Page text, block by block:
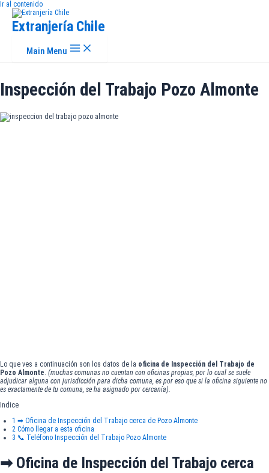
Ir al contenido
Extranjería Chile
Main Menu
Inspección del Trabajo Pozo Almonte
Lo que ves a continuación son los datos de la oficina de Inspección del Trabajo de
Pozo Almonte (muchas comunas no cuentan con oficinas propias, por lo cual se suele
adjudicar alguna con jurisdicción para dicha comuna, es por eso que si la oficina siguiente no
es exactamente de tu comuna, se ha asignado por cercanía).
Indice
1 ➡ Oficina de Inspección del Trabajo cerca de Pozo Almonte
2 Cómo llegar a esta oficina
3 📞 Teléfono Inspección del Trabajo Pozo Almonte
➡ Oficina de Inspección del Trabajo cerca